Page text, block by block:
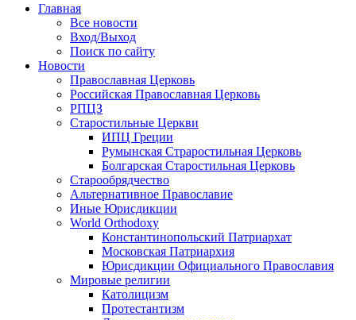
Главная
Все новости
Вход/Выход
Поиск по сайту
Новости
Православная Церковь
Российская Православная Церковь
РПЦЗ
Старостильные Церкви
ИПЦ Греции
Румынская Страростильная Церковь
Болгарская Старостильная Церковь
Старообрядчество
Альтернативное Православие
Иные Юрисдикции
World Orthodoxy
Константинопольский Патриархат
Московская Патриархия
Юрисдикции Официального Православия
Мировые религии
Католицизм
Протестантизм